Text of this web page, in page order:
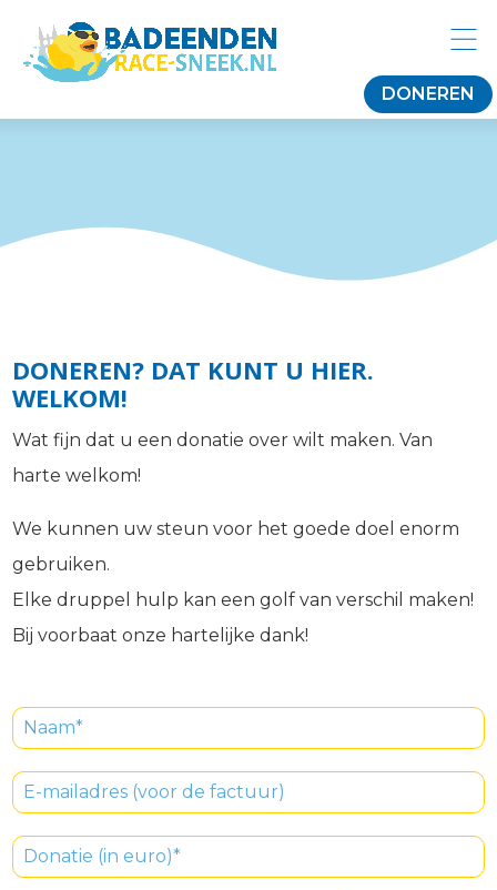
DONEREN
DONEREN? DAT KUNT U HIER.
WELKOM!
Wat fijn dat u een donatie over wilt maken. Van
harte welkom!
We kunnen uw steun voor het goede doel enorm
gebruiken.
Elke druppel hulp kan een golf van verschil maken!
Bij voorbaat onze hartelijke dank!